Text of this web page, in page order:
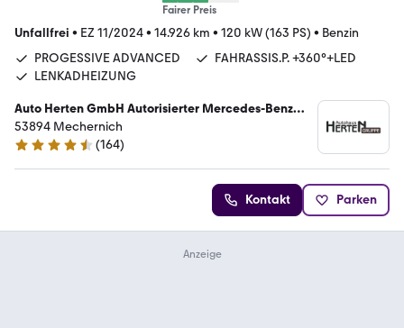
Fairer Preis
Unfallfrei • EZ 11/2024• 14.926 km • 120 kW (163 PS) • Benzin
PROGESSIVE ADVANCED
FAHRASSIS.P. +360°+LED
LENKADHEIZUNG
Auto Herten GmbH Autorisierter Mercedes-Benz
PKW und Transporter Service
53894 Mechernich
4.7 Sterne
(164)
Kontakt Parken